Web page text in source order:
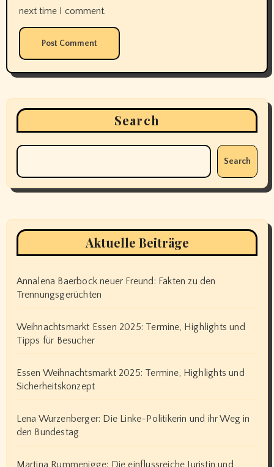
next time I comment.
Search
Search
Aktuelle Beiträge
Annalena Baerbock neuer Freund: Fakten zu den
Trennungsgerüchten
Weihnachtsmarkt Essen 2025: Termine, Highlights und
Tipps für Besucher
Essen Weihnachtsmarkt 2025: Termine, Highlights und
Sicherheitskonzept
Lena Wurzenberger: Die Linke-Politikerin und ihr Weg in
den Bundestag
Martina Rummenigge: Die einflussreiche Juristin und